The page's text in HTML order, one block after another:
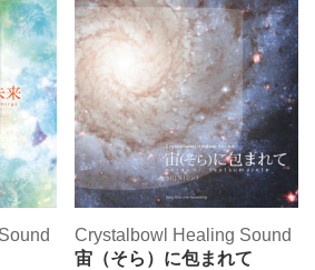
Crystalbowl Healing Sound
宙（そら）に包まれて